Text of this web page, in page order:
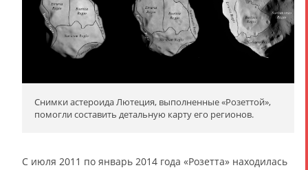
Снимки астероида Лютеция, выполненные «Розеттой»,
помогли составить детальную карту его регионов.
С июля 2011 по январь 2014 года «Розетта» находилась